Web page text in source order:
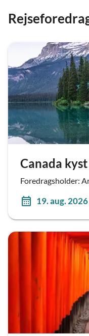
Canada
Foredragsholder:
19. aug. 2026